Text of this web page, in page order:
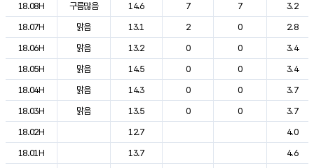
18.08H
구름많음 14.6 7 7
3.2
18.07H
맑음 13.1 2 0
2.8
18.06H
맑음 13.2 0 0
3.4
18.05H
맑음 14.5 0 0
3.4
18.04H
맑음 14.3 0 0
3.7
18.03H
맑음 13.5 0 0
3.7
18.02H
12.7
4.0
18.01H
13.7
4.6